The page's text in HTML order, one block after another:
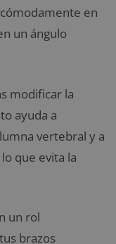
en
un ángulo
modificar la
ayuda a
vertebral y a
que evita la
un rol
brazos